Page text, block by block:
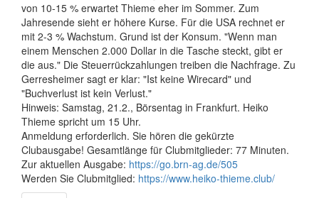
von 10-15 % erwartet Thieme eher im Sommer. Zum
Jahresende sieht er höhere Kurse. Für die USA rechnet er
mit 2-3 % Wachstum. Grund ist der Konsum. "Wenn man
einem Menschen 2.000 Dollar in die Tasche steckt, gibt er
die aus." Die Steuerrückzahlungen treiben die Nachfrage. Zu
Gerresheimer sagt er klar: "Ist keine Wirecard" und
"Buchverlust ist kein Verlust."
Hinweis: Samstag, 21.2., Börsentag in Frankfurt. Heiko
Thieme spricht um 15 Uhr.
Anmeldung erforderlich. Sie hören die gekürzte
Clubausgabe! Gesamtlänge für Clubmitglieder: 77 Minuten.
Zur aktuellen Ausgabe: https://go.brn-ag.de/505
Werden Sie Clubmitglied: https://www.heiko-thieme.club/